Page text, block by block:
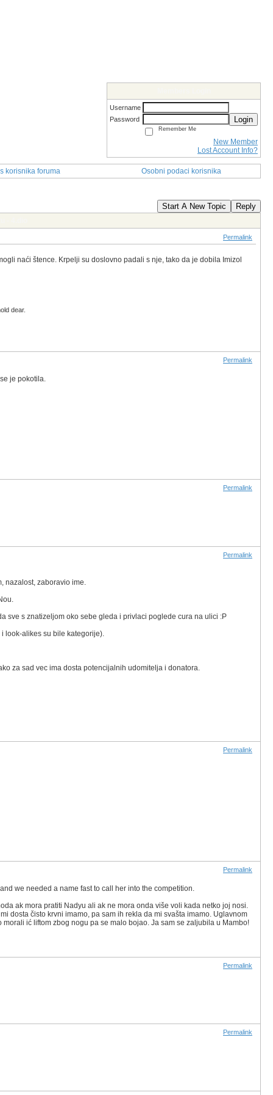
Username
Password
Login
Remember Me
New Member
Lost Account Info?
korisnika foruma Osobni podaci korisnika
Start A New Topic Reply
Permalink
naći štence. Krpelji su doslovno padali s nje, tako da je dobila Imizol
dear.
Permalink
je pokotila.
Permalink
Permalink
nazalost, zaboravio ime.
sve s znatizeljom oko sebe gleda i privlaci poglede cura na ulici :P
look-alikes su bile kategorije).
za sad vec ima dosta potencijalnih udomitelja i donatora.
Permalink
Permalink
we needed a name fast to call her into the competition.
ak mora pratiti Nadyu ali ak ne mora onda više voli kada netko joj nosi.
dosta čisto krvni imamo, pa sam ih rekla da mi svašta imamo. Uglavnom
ić liftom zbog nogu pa se malo bojao. Ja sam se zaljubila u Mambo!
Permalink
Permalink